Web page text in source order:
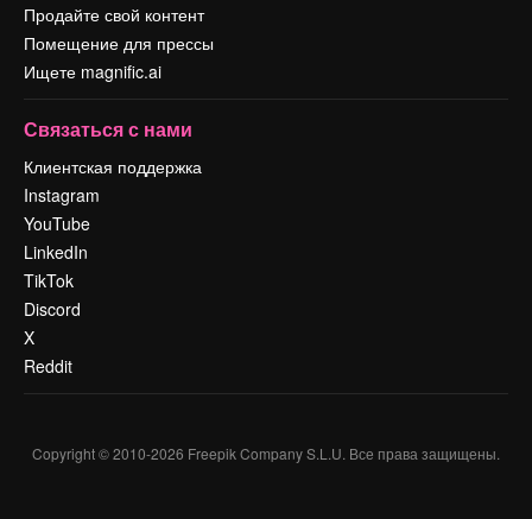
Продайте свой контент
Помещение для прессы
Ищете magnific.ai
Связаться с нами
Клиентская поддержка
Instagram
YouTube
LinkedIn
TikTok
Discord
X
Reddit
Copyright © 2010-2026 Freepik Company S.L.U. Все права защищены.